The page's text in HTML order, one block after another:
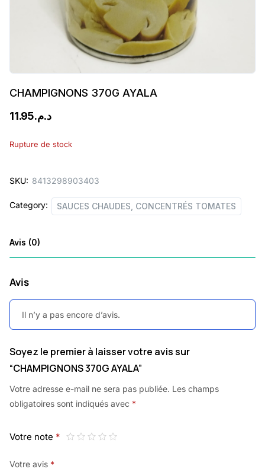
CHAMPIGNONS 370G AYALA
د.م.11.95
Rupture de stock
SKU: 8413298903403
Category: SAUCES CHAUDES, CONCENTRÉS TOMATES
Avis (0)
Avis
Il n’y a pas encore d’avis.
Soyez le premier à laisser votre avis sur
“CHAMPIGNONS 370G AYALA”
Votre adresse e-mail ne sera pas publiée. Les champs
obligatoires sont indiqués avec *
Votre note *
Votre avis *